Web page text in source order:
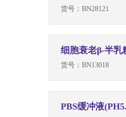
货号： BN28121
细胞衰老β-半乳
货号： BN13018
PBS缓冲液